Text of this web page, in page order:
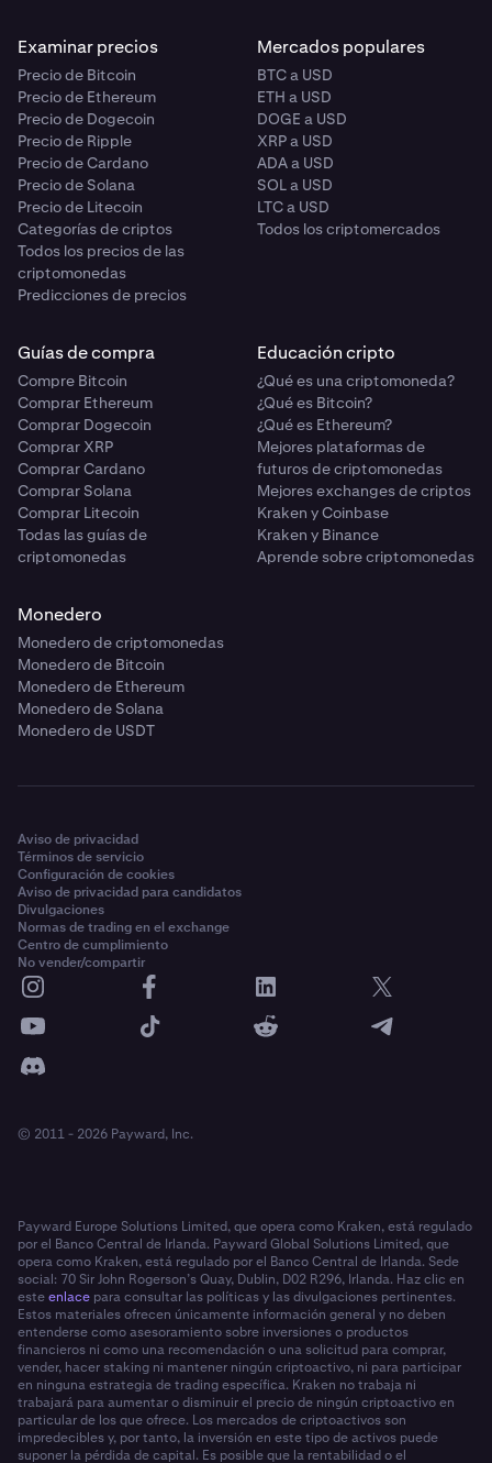
Examinar precios
Precio de Bitcoin
Precio de Ethereum
Precio de Dogecoin
Precio de Ripple
Precio de Cardano
Precio de Solana
Precio de Litecoin
Categorías de criptos
Todos los precios de las
criptomonedas
Predicciones de precios
Mercados populares
BTC a USD
ETH a USD
DOGE a USD
XRP a USD
ADA a USD
SOL a USD
LTC a USD
Todos los criptomercados
Guías de compra
Compre Bitcoin
Comprar Ethereum
Comprar Dogecoin
Comprar XRP
Comprar Cardano
Comprar Solana
Comprar Litecoin
Todas las guías de
criptomonedas
Educación cripto
¿Qué es una criptomoneda?
¿Qué es Bitcoin?
¿Qué es Ethereum?
Mejores plataformas de
futuros de criptomonedas
Mejores exchanges de criptos
Kraken y Coinbase
Kraken y Binance
Aprende sobre criptomonedas
Monedero
Monedero de criptomonedas
Monedero de Bitcoin
Monedero de Ethereum
Monedero de Solana
Monedero de USDT
Aviso de privacidad
Términos de servicio
Configuración de cookies
Aviso de privacidad para candidatos
Divulgaciones
Normas de trading en el exchange
Centro de cumplimiento
No vender/compartir
© 2011 - 2026 Payward, Inc.
Payward Europe Solutions Limited, que opera como Kraken, está regulado
por el Banco Central de Irlanda. Payward Global Solutions Limited, que
opera como Kraken, está regulado por el Banco Central de Irlanda. Sede
social: 70 Sir John Rogerson’s Quay, Dublin, D02 R296, Irlanda. Haz clic en
esteenlace para consultar las políticas y las divulgaciones pertinentes.
Estos materiales ofrecen únicamente información general y no deben
entenderse como asesoramiento sobre inversiones o productos
financieros ni como una recomendación o una solicitud para comprar,
vender, hacer staking ni mantener ningún criptoactivo, ni para participar
en ninguna estrategia de trading específica. Kraken no trabaja ni
trabajará para aumentar o disminuir el precio de ningún criptoactivo en
particular de los que ofrece. Los mercados de criptoactivos son
impredecibles y, por tanto, la inversión en este tipo de activos puede
suponer la pérdida de capital. Es posible que la rentabilidad o el